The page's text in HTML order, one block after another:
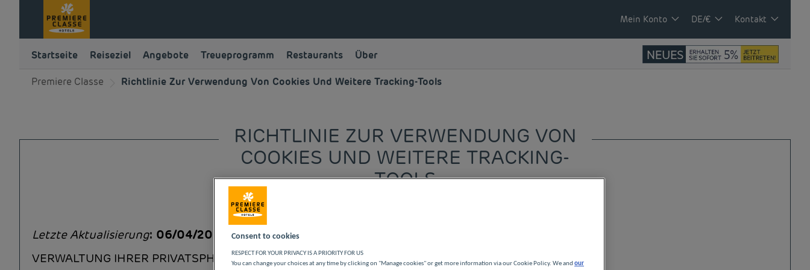
Mein Konto DE/€ Kontakt
Startseite Reiseziel Angebote Treueprogramm Restaurants Über
Premiere Classe Richtlinie Zur Verwendung Von Cookies Und Weitere Tracking-Tools
RICHTLINIE ZUR VERWENDUNG VON
COOKIES UND WEITERE TRACKING-
TOOLS
Letzte Aktualisierung: 06/04/2022
VERWALTUNG IHRER PRIVATSPHÄRE
Consent to cookies
RESPECT FOR YOUR PRIVACY IS A PRIORITY FOR US
You can change your choices at any time by clicking on "Manage cookies" or get more information via our Cookie Policy. We and our